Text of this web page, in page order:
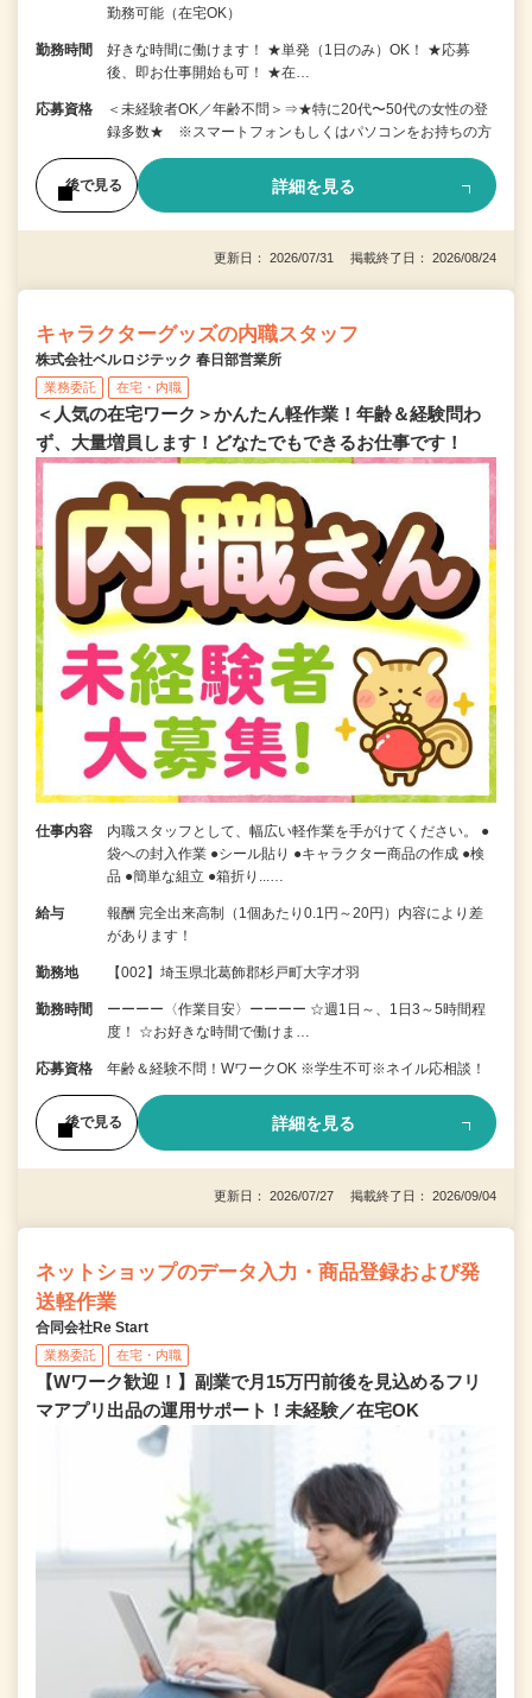
勤務可能（在宅OK）
勤務時間
好きな時間に働けます！ ★単発（1日のみ）OK！ ★応募
後、即お仕事開始も可！ ★在…
応募資格
＜未経験者OK／年齢不問＞⇒★特に20代〜50代の女性の登
録多数★ ※スマートフォンもしくはパソコンをお持ちの方
後で見る 詳細を見る
更新日： 2026/07/31 掲載終了日： 2026/08/24
キャラクターグッズの内職スタッフ
株式会社ベルロジテック 春日部営業所
業務委託 在宅・内職
＜人気の在宅ワーク＞かんたん軽作業！年齢＆経験問わ
ず、大量増員します！どなたでもできるお仕事です！
仕事内容
内職スタッフとして、幅広い軽作業を手がけてください。 ●
袋への封入作業 ●シール貼り ●キャラクター商品の作成 ●検
品 ●簡単な組立 ●箱折り...…
給与
報酬 完全出来高制（1個あたり0.1円～20円）内容により差
があります！
勤務地 【002】埼玉県北葛飾郡杉戸町大字才羽
勤務時間
ーーーー〈作業目安〉ーーーー ☆週1日～、1日3～5時間程
度！ ☆お好きな時間で働けま…
応募資格 年齢＆経験不問！WワークOK ※学生不可※ネイル応相談！
後で見る 詳細を見る
更新日： 2026/07/27 掲載終了日： 2026/09/04
ネットショップのデータ入力・商品登録および発
送軽作業
合同会社Re Start
業務委託 在宅・内職
【Wワーク歓迎！】副業で月15万円前後を見込めるフリ
マアプリ出品の運用サポート！未経験／在宅OK